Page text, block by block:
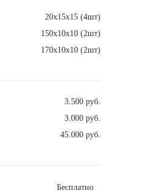
20х15х15 (4шт)
150х10х10 (2шт)
170х10х10 (2шт)
3.500 руб.
3.000 руб.
45.000 руб.
Бесплатно